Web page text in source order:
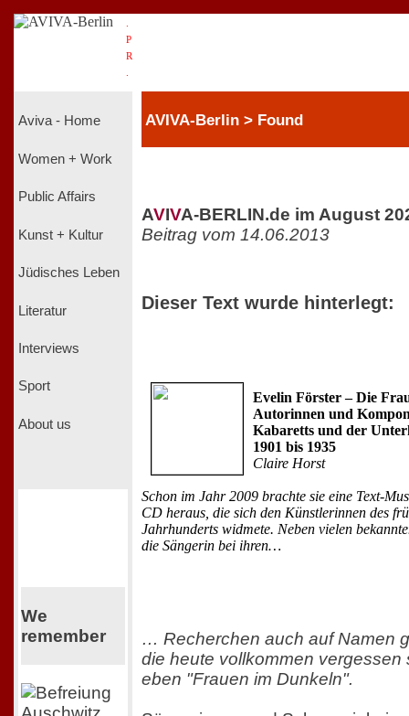
P
R
Aviva - Home
Women + Work
Public Affairs
Kunst + Kultur
Jüdisches Leben
Literatur
Interviews
Sport
About us
We
remember
AVIVA-Berlin > Found
AVIVA-BERLIN.de im August
Beitrag vom 14.06.2013
Dieser Text wurde hinterlegt:
Evelin Förster – Die
Autorinnen und
Kabaretts und der
1901 bis 1935
Claire Horst
Schon im Jahr 2009 brachte sie eine Text-
CD heraus, die sich den Künstlerinnen des
Jahrhunderts widmete. Neben vielen
die Sängerin bei ihren…
… Recherchen auch auf Namen
die heute vollkommen vergessen
eben "Frauen im Dunkeln".